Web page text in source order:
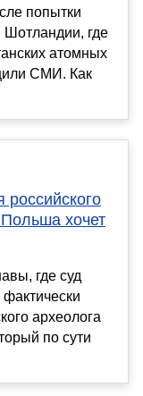
попытки
Шотландии, где
атомных
СМИ. Как
российского
Польша хочет
где суд
археолога
по сути